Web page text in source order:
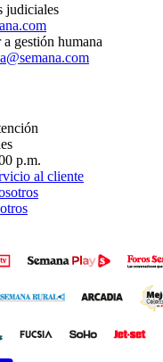
judiciales
a gestión humana
p.m.
al cliente